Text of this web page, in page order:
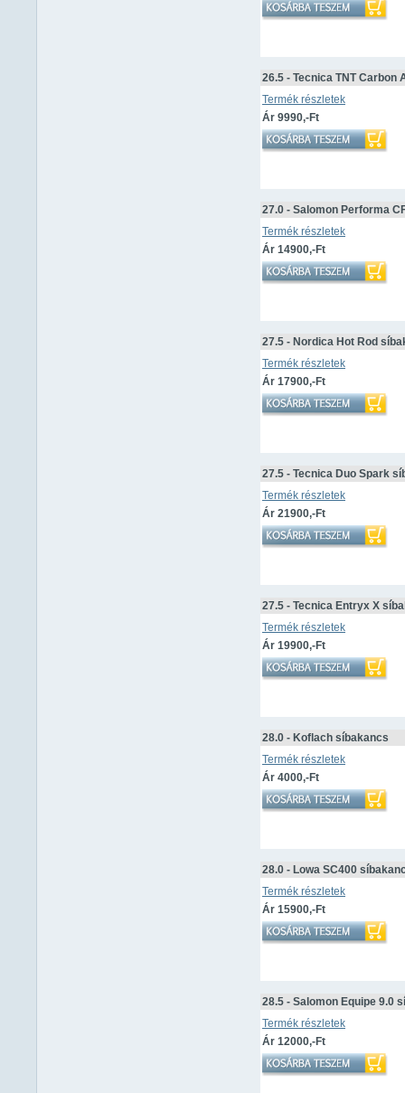
26.5 - Tecnica TNT Carbon
Termék részletek
Ár 9990,-Ft
27.0 - Salomon Performa
Termék részletek
Ár 14900,-Ft
27.5 - Nordica Hot Rod
Termék részletek
Ár 17900,-Ft
27.5 - Tecnica Duo Spark
Termék részletek
Ár 21900,-Ft
27.5 - Tecnica Entryx X
Termék részletek
Ár 19900,-Ft
28.0 - Koflach síbakancs
Termék részletek
Ár 4000,-Ft
28.0 - Lowa SC400
Termék részletek
Ár 15900,-Ft
28.5 - Salomon Equipe 9.0
Termék részletek
Ár 12000,-Ft